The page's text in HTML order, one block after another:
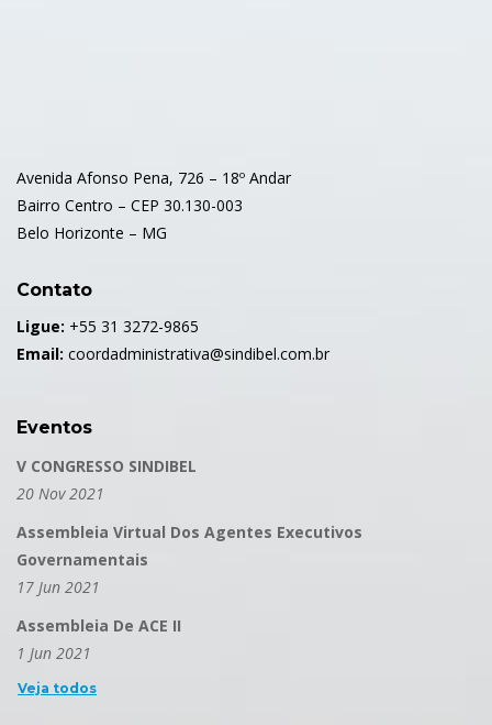
Avenida Afonso Pena, 726 – 18º Andar
Bairro Centro – CEP 30.130-003
Belo Horizonte – MG
Contato
Ligue: +55 31 3272-9865
Email: coordadministrativa@sindibel.com.br
Eventos
V CONGRESSO SINDIBEL
20 Nov 2021
Assembleia Virtual Dos Agentes Executivos
Governamentais
17 Jun 2021
Assembleia De ACE II
1 Jun 2021
Veja todos